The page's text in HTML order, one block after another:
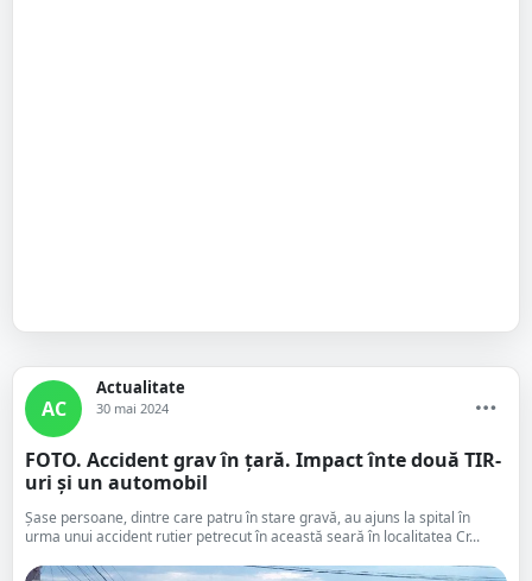
AC
Actualitate
30 mai 2024
FOTO. Accident grav în țară. Impact înte două TIR-
uri și un automobil
Șase persoane, dintre care patru în stare gravă, au ajuns la spital în
urma unui accident rutier petrecut în această seară în localitatea Cr...